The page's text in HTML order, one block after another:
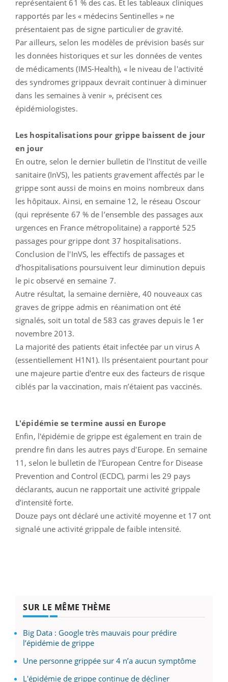
représentaient 61 % des cas. Et les tableaux cliniques
rapportés par les « médecins Sentinelles » ne
présentaient pas de signe particulier de gravité.
Par ailleurs, selon les modèles de prévision basés sur
les données historiques et sur les données de ventes
de médicaments (IMS-Health), « le niveau de l'activité
des syndromes grippaux devrait continuer à diminuer
dans les semaines à venir », précisent ces
épidémiologistes.
Les hospitalisations pour grippe baissent de jour
en jour
En outre, selon le dernier bulletin de l'Institut de veille
sanitaire (InVS), les patients gravement affectés par le
grippe sont aussi de moins en moins nombreux dans
les hôpitaux. Ainsi, en semaine 12, le réseau Oscour
(qui représente 67 % de l’ensemble des passages aux
urgences en France métropolitaine) a rapporté 525
passages pour grippe dont 37 hospitalisations.
Conclusion de l'InVS, les effectifs de passages et
d’hospitalisations poursuivent leur diminution depuis
le pic observé en semaine 7.
Autre résultat, la semaine dernière, 40 nouveaux cas
graves de grippe admis en réanimation ont été
signalés, soit un total de 583 cas graves depuis le 1er
novembre 2013.
La majorité des patients était infectée par un virus A
(essentiellement H1N1). Ils présentaient pourtant pour
une majeure partie d'entre eux des facteurs de risque
ciblés par la vaccination, mais n’étaient pas vaccinés.
L'épidémie se termine aussi en Europe
Enfin, l'épidémie de grippe est également en train de
prendre fin dans les autres pays d'Europe. En semaine
11, selon le bulletin de l’European Centre for Disease
Prevention and Control (ECDC), parmi les 29 pays
déclarants, aucun ne rapportait une activité grippale
d’intensité forte.
Douze pays ont déclaré une activité moyenne et 17 ont
signalé une activité grippale de faible intensité.
SUR LE MÊME THÈME
Big Data : Google très mauvais pour prédire
l’épidémie de grippe
Une personne grippée sur 4 n’a aucun symptôme
L'épidémie de grippe continue de décliner